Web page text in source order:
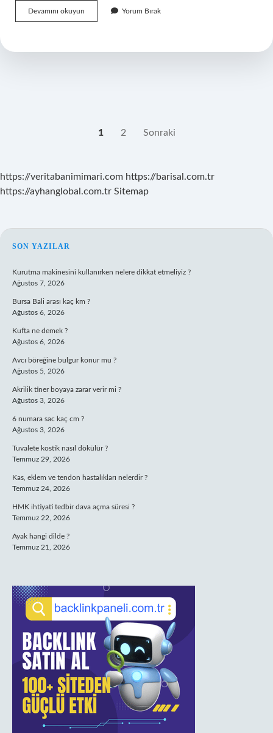
Devamını okuyun
Nereye
Yorum Bırak
1 2 Sonraki
https://veritabanimimari.com https://barisal.com.tr
https://ayhanglobal.com.tr Sitemap
SIDEBAR
SON YAZILAR
Kurutma makinesini kullanırken nelere dikkat etmeliyiz ?
Ağustos 7, 2026
Bursa Bali arası kaç km ?
Ağustos 6, 2026
Kufta ne demek ?
Ağustos 6, 2026
Avcı böreğine bulgur konur mu ?
Ağustos 5, 2026
Akrilik tiner boyaya zarar verir mi ?
Ağustos 3, 2026
6 numara sac kaç cm ?
Ağustos 3, 2026
Tuvalete kostik nasıl dökülür ?
Temmuz 29, 2026
Kas, eklem ve tendon hastalıkları nelerdir ?
Temmuz 24, 2026
HMK ihtiyati tedbir dava açma süresi ?
Temmuz 22, 2026
Ayak hangi dilde ?
Temmuz 21, 2026